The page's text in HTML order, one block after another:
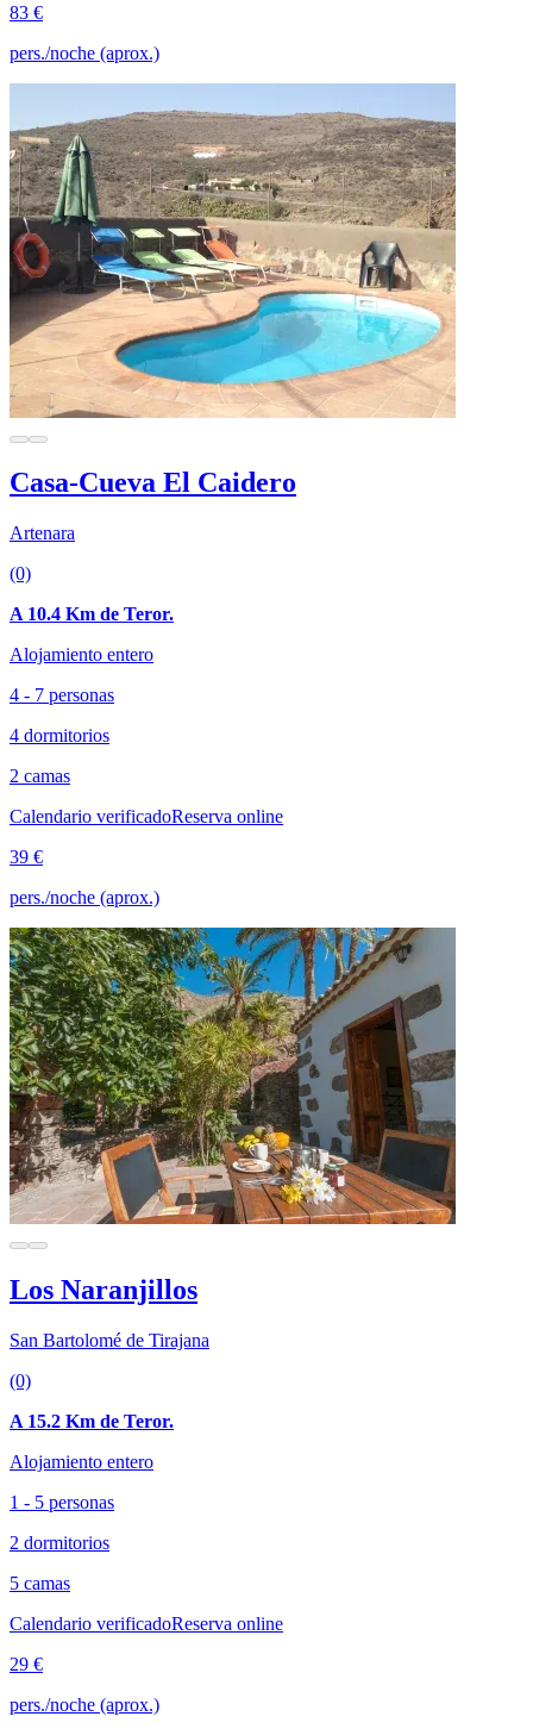
83 €
pers./noche (aprox.)
Casa-Cueva El Caidero
Artenara
(0)
A 10.4 Km de Teror.
Alojamiento entero
4 - 7 personas
4 dormitorios
2 camas
Calendario verificadoReserva online
39 €
pers./noche (aprox.)
Los Naranjillos
San Bartolomé de Tirajana
(0)
A 15.2 Km de Teror.
Alojamiento entero
1 - 5 personas
2 dormitorios
5 camas
Calendario verificadoReserva online
29 €
pers./noche (aprox.)